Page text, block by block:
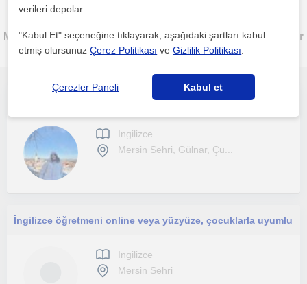
Mersin sehri, Mersin sehri bölgesinde ilginizi çekebilecek diğer
Ingilizce öğretmenleri
Ingilizce
Mersin Sehri, Gülnar, Çu...
İngilizce öğretmeni online veya yüzyüze, çocuklarla uyumlu
Ingilizce
Mersin Sehri
verileri depolar.
"Kabul Et" seçeneğine tıklayarak, aşağıdaki şartları kabul
etmiş olursunuzÇerez Politikası veGizlilik Politikası
Çerezler Paneli Kabul et